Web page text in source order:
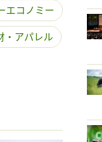
エコノミー
・アパレル